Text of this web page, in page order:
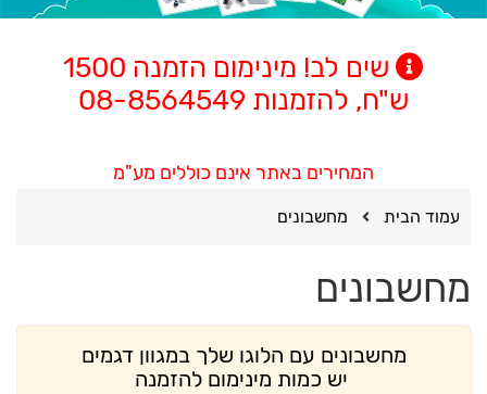
שים לב! מינימום הזמנה 1500
ש"ח, להזמנות 08-8564549
המחירים באתר אינם כוללים מע"מ
עמוד הבית מחשבונים
מחשבונים
מחשבונים עם הלוגו שלך במגוון דגמים
יש כמות מינימום להזמנה